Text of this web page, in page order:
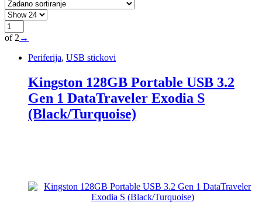
of 2 →
Periferija, USB stickovi
Kingston 128GB Portable USB 3.2
Gen 1 DataTraveler Exodia S
(Black/Turquoise)